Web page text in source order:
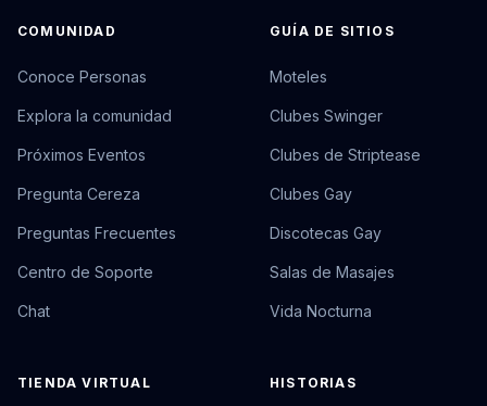
COMUNIDAD
Conoce Personas
Explora la comunidad
Próximos Eventos
Pregunta Cereza
Preguntas Frecuentes
Centro de Soporte
Chat
GUÍA DE SITIOS
Moteles
Clubes Swinger
Clubes de Striptease
Clubes Gay
Discotecas Gay
Salas de Masajes
Vida Nocturna
TIENDA VIRTUAL HISTORIAS